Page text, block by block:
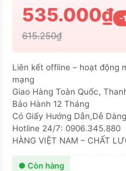
535.000₫ -
615.250₫
Liên kết offline – hoạt động
mạng
Giao Hàng Toàn Quốc,
Bảo Hành 12 Tháng
Có Giấy Hướng Dẫn,Dễ
Hotline 24/7: 0906.345.880
HÀNG VIỆT NAM – CHẤT
● Còn hàng